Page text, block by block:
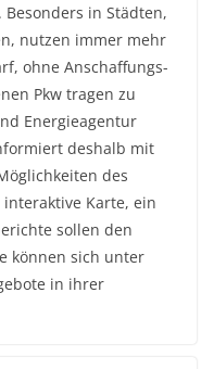
in Städten,
nutzen immer mehr
ohne Anschaffungs-
Pkw tragen zu
Energieagentur
deshalb mit
des
Karte, ein
sollen den
können sich unter
in ihrer